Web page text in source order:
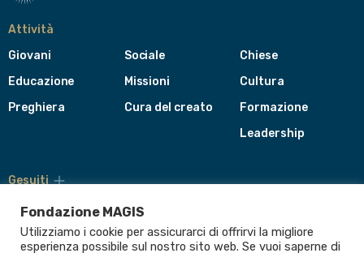
Attività
Giovani
Educazione
Preghiera
Sociale
Missioni
Cura del creato
Chiese
Cultura
Formazione
Leadership
Gesuiti
di
navigazione
del
footer
Compagnia di Gesù
Fondazione MAGIS
Utilizziamo i cookie per assicurarci di offrirvi la migliore
esperienza possibile sul nostro sito web. Se vuoi saperne di